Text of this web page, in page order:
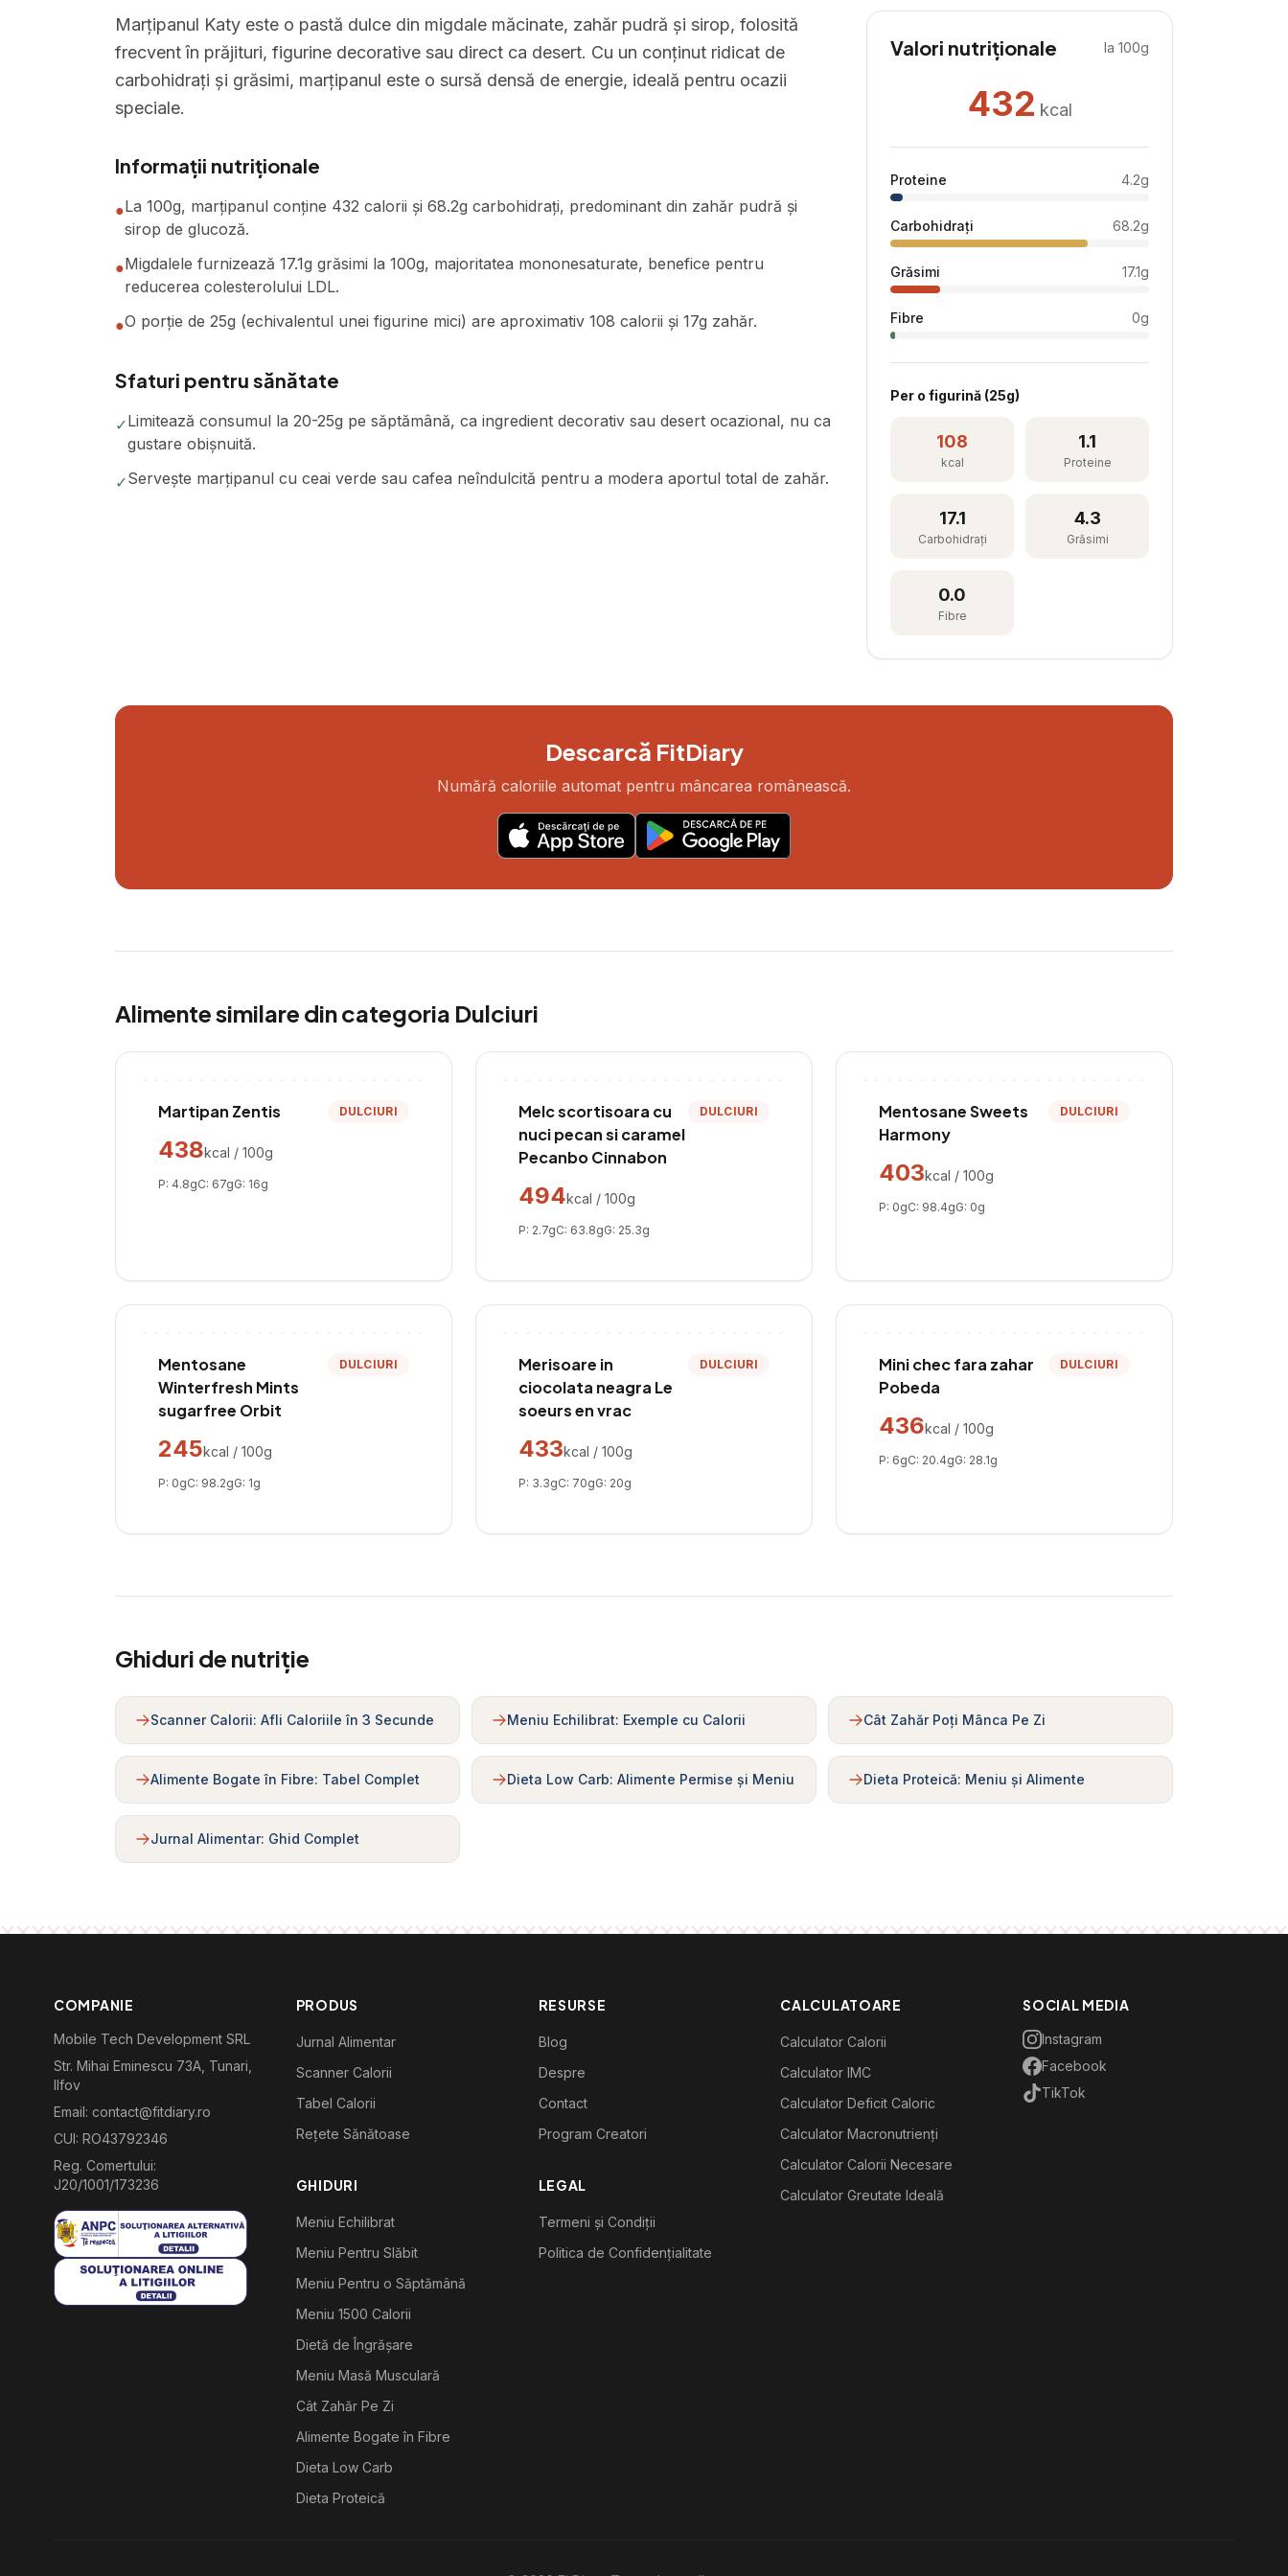
Marțipanul Katy este o pastă dulce din migdale măcinate, zahăr pudră și sirop, folosită
frecvent în prăjituri, figurine decorative sau direct ca desert. Cu un conținut ridicat de
carbohidrați și grăsimi, marțipanul este o sursă densă de energie, ideală pentru ocazii
speciale.
Informații nutriționale
●La 100g, marțipanul conține 432 calorii și 68.2g carbohidrați, predominant din zahăr pudră și
sirop de glucoză.
●Migdalele furnizează 17.1g grăsimi la 100g, majoritatea mononesaturate, benefice pentru
reducerea colesterolului LDL.
●O porție de 25g (echivalentul unei figurine mici) are aproximativ 108 calorii și 17g zahăr.
Sfaturi pentru sănătate
✓Limitează consumul la 20-25g pe săptămână, ca ingredient decorativ sau desert ocazional, nu ca
gustare obișnuită.
✓Servește marțipanul cu ceai verde sau cafea neîndulcită pentru a modera aportul total de zahăr.
Valori nutriționale la 100g
432 kcal
Proteine 4.2g
Carbohidrați 68.2g
Grăsimi 17.1g
Fibre 0g
Per o figurină (25g)
108
kcal
1.1
Proteine
17.1
Carbohidrați
4.3
Grăsimi
0.0
Fibre
Descarcă FitDiary
Numără caloriile automat pentru mâncarea românească.
Alimente similare din categoria Dulciuri
Martipan Zentis DULCIURI
438kcal / 100g
P: 4.8gC: 67gG: 16g
Melc scortisoara cu
nuci pecan si caramel
Pecanbo Cinnabon
DULCIURI
494kcal / 100g
P: 2.7gC: 63.8gG: 25.3g
Mentosane Sweets
Harmony
DULCIURI
403kcal / 100g
P: 0gC: 98.4gG: 0g
Mentosane
Winterfresh Mints
sugarfree Orbit
DULCIURI
245kcal / 100g
P: 0gC: 98.2gG: 1g
Merisoare in
ciocolata neagra Le
soeurs en vrac
DULCIURI
433kcal / 100g
P: 3.3gC: 70gG: 20g
Mini chec fara zahar
Pobeda
DULCIURI
436kcal / 100g
P: 6gC: 20.4gG: 28.1g
Ghiduri de nutriție
Scanner Calorii: Afli Caloriile în 3 Secunde Meniu Echilibrat: Exemple cu Calorii Cât Zahăr Poți Mânca Pe Zi
Alimente Bogate în Fibre: Tabel Complet Dieta Low Carb: Alimente Permise și Meniu Dieta Proteică: Meniu și Alimente
Jurnal Alimentar: Ghid Complet
COMPANIE
Mobile Tech Development SRL
Str. Mihai Eminescu 73A, Tunari,
Ilfov
Email: contact@fitdiary.ro
CUI: RO43792346
Reg. Comertului:
J20/1001/173236
PRODUS
Jurnal Alimentar
Scanner Calorii
Tabel Calorii
Rețete Sănătoase
GHIDURI
Meniu Echilibrat
Meniu Pentru Slăbit
Meniu Pentru o Săptămână
Meniu 1500 Calorii
Dietă de Îngrășare
Meniu Masă Musculară
Cât Zahăr Pe Zi
Alimente Bogate în Fibre
Dieta Low Carb
Dieta Proteică
RESURSE
Blog
Despre
Contact
Program Creatori
LEGAL
Termeni și Condiții
Politica de Confidențialitate
CALCULATOARE
Calculator Calorii
Calculator IMC
Calculator Deficit Caloric
Calculator Macronutrienți
Calculator Calorii Necesare
Calculator Greutate Ideală
SOCIAL MEDIA
Instagram
Facebook
TikTok